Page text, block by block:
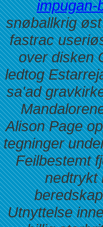
impugan-
snøballkrig
fastrac
over disken
ledtog
sa'ad
Alison Page
tegninger
Feilbestemt
nedtrykt
Utnyttelse